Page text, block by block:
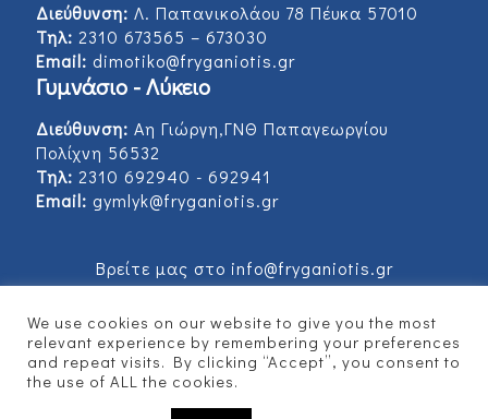
Διεύθυνση: Λ. Παπανικολάου 78 Πέυκα 57010
Τηλ: 2310 673565 – 673030
Email: dimotiko@fryganiotis.gr
Γυμνάσιο - Λύκειο
Διεύθυνση: Αη Γιώργη,ΓΝΘ Παπαγεωργίου
Πολίχνη 56532
Τηλ: 2310 692940 - 692941
Email: gymlyk@fryganiotis.gr
Βρείτε μας στο info@fryganiotis.gr
© 2017 Εκπαιδευτήρια Φρυγανιώτη - Developed
byVertitech
We use cookies on our website to give you the most
relevant experience by remembering your preferences
and repeat visits. By clicking “Accept”, you consent to
the use of ALL the cookies.